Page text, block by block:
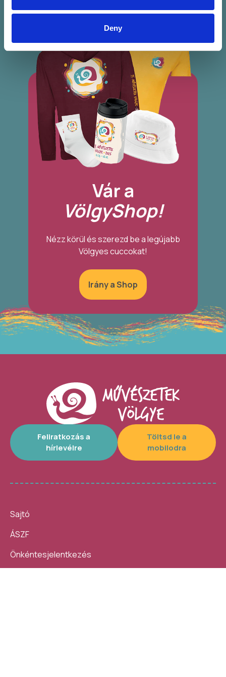
Deny
Vár a
VölgyShop!
Nézz körül és szerezd be a legújabb
Völgyes cuccokat!
Irány a Shop
Feliratkozás a
hírlevélre
Töltsd le a
mobilodra
Sajtó
ÁSZF
Önkéntesjelentkezés